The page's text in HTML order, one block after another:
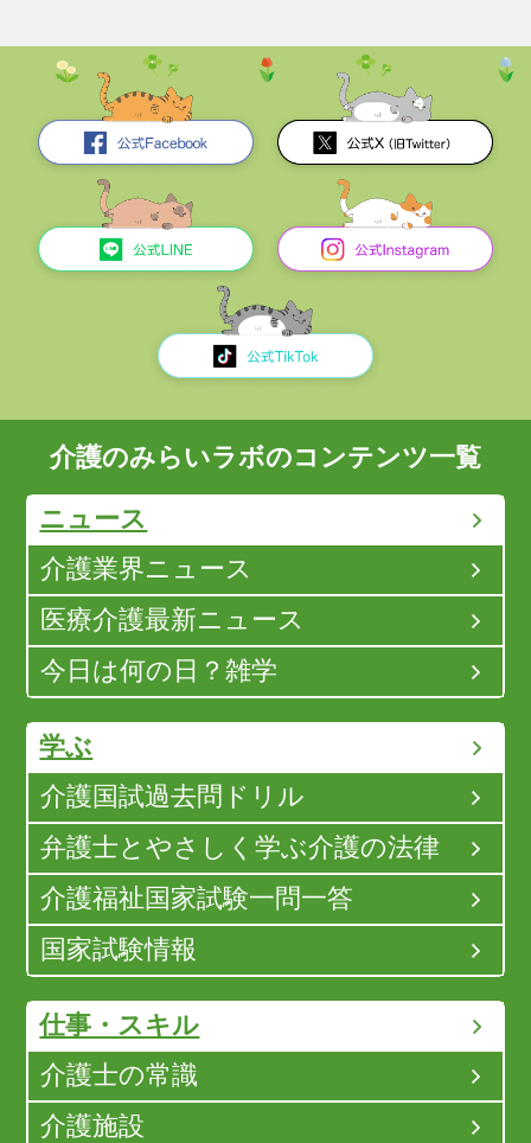
介護のみらいラボのコンテンツ一覧
ニュース
介護業界ニュース
医療介護最新ニュース
今日は何の日？雑学
学ぶ
介護国試過去問ドリル
弁護士とやさしく学ぶ介護の法律
介護福祉国家試験一問一答
国家試験情報
仕事・スキル
介護士の常識
介護施設